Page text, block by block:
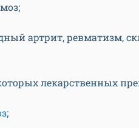
артрит, ревматизм,
лекарственных
;